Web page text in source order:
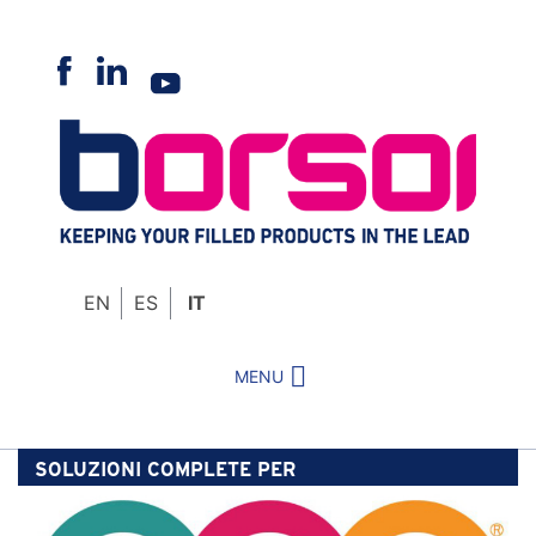
EN ES IT
MENU
SOLUZIONI COMPLETE PER